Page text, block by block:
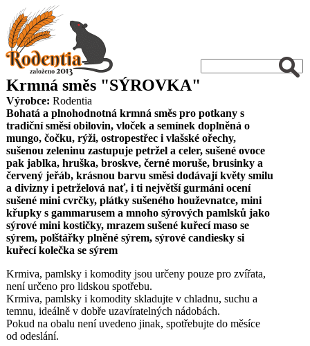
Krmná směs "SÝROVKA"
Výrobce: Rodentia
Bohatá a plnohodnotná krmná směs pro potkany s
tradiční směsí obilovin, vloček a semínek doplněná o
mungo, čočku, rýži, ostropestřec i vlašské ořechy,
sušenou zeleninu zastupuje petržel a celer, sušené ovoce
pak jablka, hruška, broskve, černé moruše, brusinky a
červený jeřáb, krásnou barvu směsi dodávají květy smilu
a divizny i petrželová nať, i ti největší gurmáni ocení
sušené mini cvrčky, plátky sušeného houževnatce, mini
křupky s gammarusem a mnoho sýrových pamlsků jako
sýrové mini kostičky, mrazem sušené kuřecí maso se
sýrem, polštářky plněné sýrem, sýrové candiesky si
kuřecí kolečka se sýrem
Krmiva, pamlsky i komodity jsou určeny pouze pro zvířata,
není určeno pro lidskou spotřebu.
Krmiva, pamlsky i komodity skladujte v chladnu, suchu a
temnu, ideálně v dobře uzavíratelných nádobách.
Pokud na obalu není uvedeno jinak, spotřebujte do měsíce
od odeslání.